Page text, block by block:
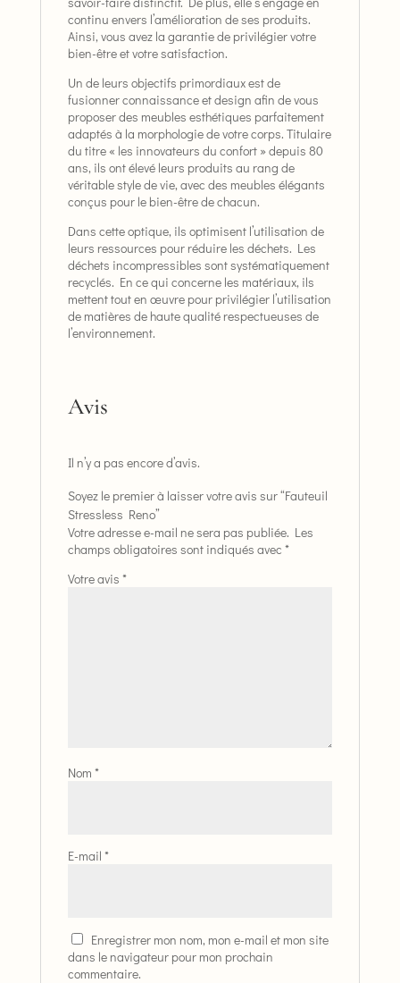
continu envers l’amélioration de ses produits.
Ainsi, vous avez la garantie de privilégier votre
bien-être et votre satisfaction.
Un de leurs objectifs primordiaux est de
fusionner connaissance et design afin de vous
proposer des meubles esthétiques parfaitement
adaptés à la morphologie de votre corps. Titulaire
du titre « les innovateurs du confort » depuis 80
ans, ils ont élevé leurs produits au rang de
véritable style de vie, avec des meubles élégants
conçus pour le bien-être de chacun.
Dans cette optique, ils optimisent l’utilisation de
leurs ressources pour réduire les déchets. Les
déchets incompressibles sont systématiquement
recyclés. En ce qui concerne les matériaux, ils
mettent tout en œuvre pour privilégier l’utilisation
de matières de haute qualité respectueuses de
l’environnement.
Avis
Il n’y a pas encore d’avis.
Soyez le premier à laisser votre avis sur “Fauteuil
Stressless Reno”
Votre adresse e-mail ne sera pas publiée. Les
champs obligatoires sont indiqués avec *
Votre avis *
Nom *
E-mail *
Enregistrer mon nom, mon e-mail et mon site
dans le navigateur pour mon prochain
commentaire.